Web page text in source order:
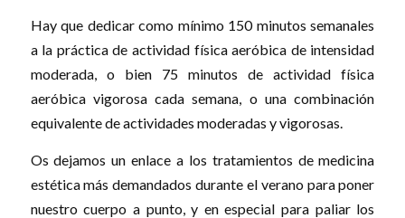
Hay que dedicar como mínimo 150 minutos semanales
a la práctica de actividad física aeróbica de intensidad
moderada, o bien 75 minutos de actividad física
aeróbica vigorosa cada semana, o una combinación
equivalente de actividades moderadas y vigorosas.
Os dejamos un enlace a los tratamientos de medicina
estética más demandados durante el verano para poner
nuestro cuerpo a punto, y en especial para paliar los